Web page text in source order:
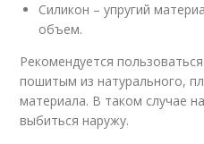
Силикон – упругий
объем.
Рекомендуется
пошитым из натурального,
материала. В таком случае
выбиться наружу.